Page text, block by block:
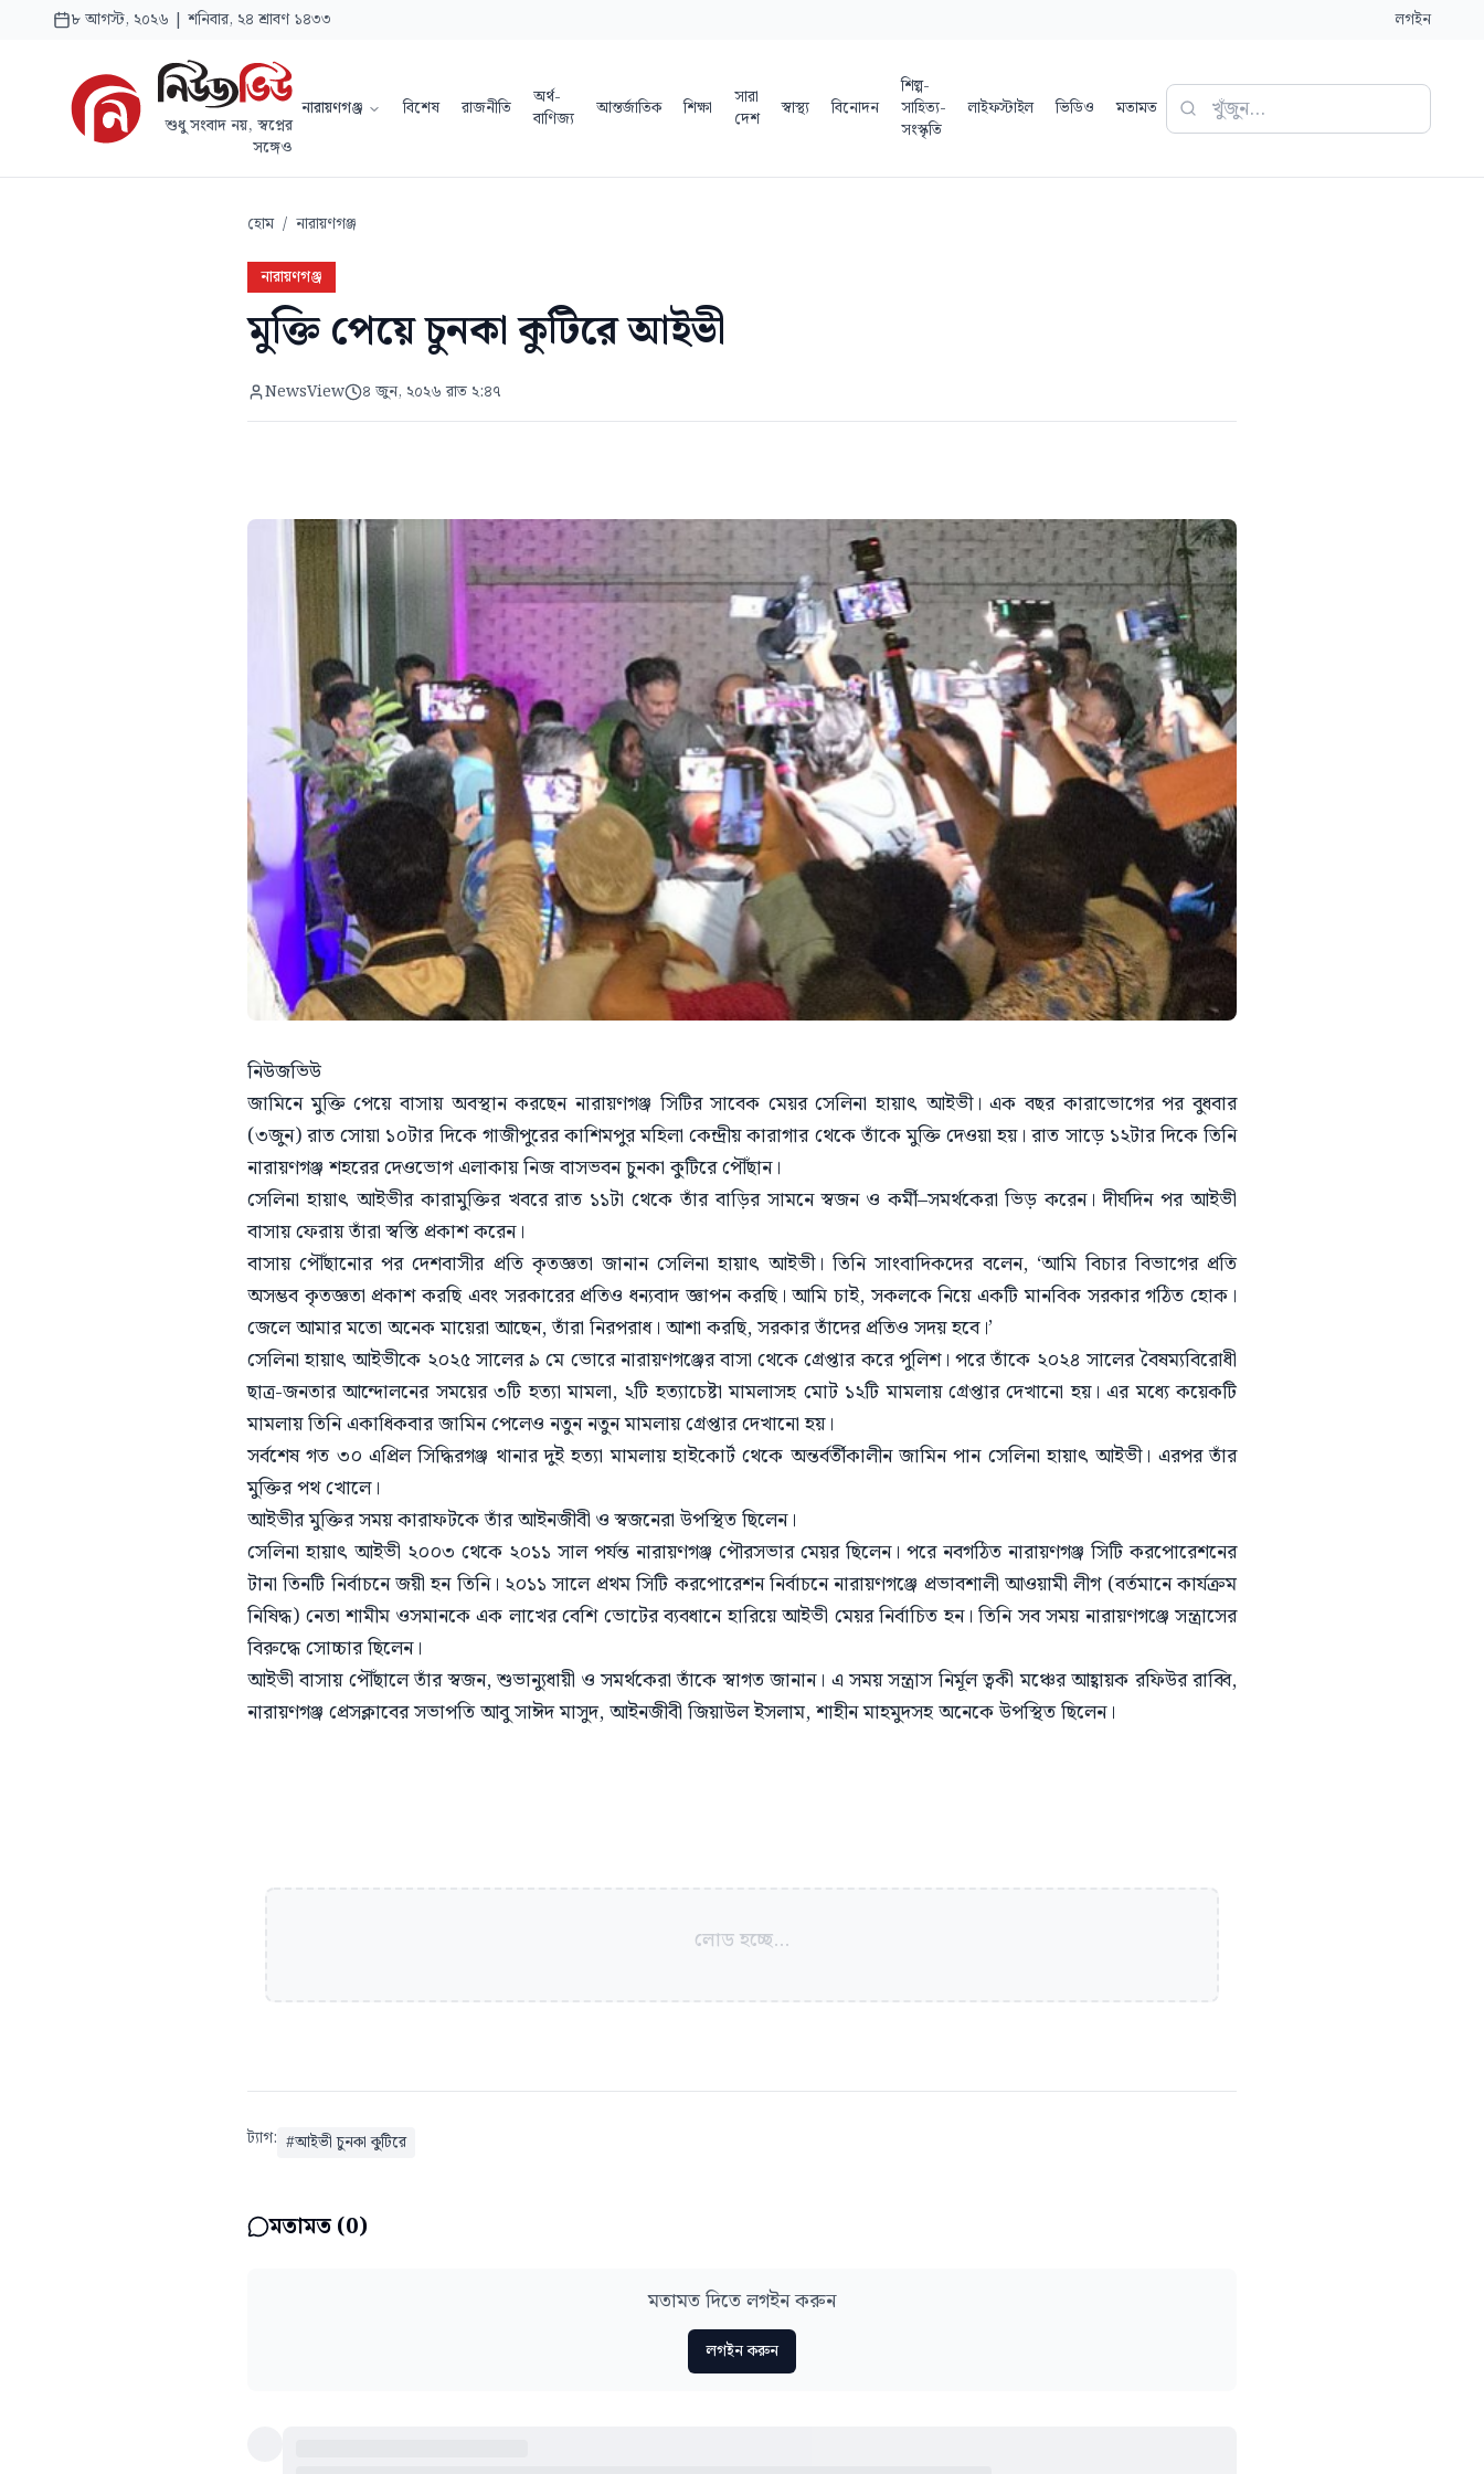
৮ আগস্ট, ২০২৬ | শনিবার, ২৪ শ্রাবণ ১৪৩৩ লগইন
শুধু সংবাদ নয়, স্বপ্নের
সঙ্গেও
নারায়ণগঞ্জ বিশেষ রাজনীতি
অর্থ-
বাণিজ্য
আন্তর্জাতিক শিক্ষা
সারা
দেশ
স্বাস্থ্য বিনোদন
শিল্প-
সাহিত্য-
সংস্কৃতি
লাইফস্টাইল ভিডিও মতামত
হোম / নারায়ণগঞ্জ
নারায়ণগঞ্জ
মুক্তি পেয়ে চুনকা কুটিরে আইভী
NewsView ৪ জুন, ২০২৬ রাত ২:৪৭
নিউজভিউ
জামিনে মুক্তি পেয়ে বাসায় অবস্থান করছেন নারায়ণগঞ্জ সিটির সাবেক মেয়র সেলিনা হায়াৎ আইভী। এক বছর কারাভোগের পর বুধবার
(৩জুন) রাত সোয়া ১০টার দিকে গাজীপুরের কাশিমপুর মহিলা কেন্দ্রীয় কারাগার থেকে তাঁকে মুক্তি দেওয়া হয়। রাত সাড়ে ১২টার দিকে তিনি
নারায়ণগঞ্জ শহরের দেওভোগ এলাকায় নিজ বাসভবন চুনকা কুটিরে পৌঁছান।
সেলিনা হায়াৎ আইভীর কারামুক্তির খবরে রাত ১১টা থেকে তাঁর বাড়ির সামনে স্বজন ও কর্মী–সমর্থকেরা ভিড় করেন। দীর্ঘদিন পর আইভী
বাসায় ফেরায় তাঁরা স্বস্তি প্রকাশ করেন।
বাসায় পৌঁছানোর পর দেশবাসীর প্রতি কৃতজ্ঞতা জানান সেলিনা হায়াৎ আইভী। তিনি সাংবাদিকদের বলেন, ‘আমি বিচার বিভাগের প্রতি
অসম্ভব কৃতজ্ঞতা প্রকাশ করছি এবং সরকারের প্রতিও ধন্যবাদ জ্ঞাপন করছি। আমি চাই, সকলকে নিয়ে একটি মানবিক সরকার গঠিত হোক।
জেলে আমার মতো অনেক মায়েরা আছেন, তাঁরা নিরপরাধ। আশা করছি, সরকার তাঁদের প্রতিও সদয় হবে।’
সেলিনা হায়াৎ আইভীকে ২০২৫ সালের ৯ মে ভোরে নারায়ণগঞ্জের বাসা থেকে গ্রেপ্তার করে পুলিশ। পরে তাঁকে ২০২৪ সালের বৈষম্যবিরোধী
ছাত্র-জনতার আন্দোলনের সময়ের ৩টি হত্যা মামলা, ২টি হত্যাচেষ্টা মামলাসহ মোট ১২টি মামলায় গ্রেপ্তার দেখানো হয়। এর মধ্যে কয়েকটি
মামলায় তিনি একাধিকবার জামিন পেলেও নতুন নতুন মামলায় গ্রেপ্তার দেখানো হয়।
সর্বশেষ গত ৩০ এপ্রিল সিদ্ধিরগঞ্জ থানার দুই হত্যা মামলায় হাইকোর্ট থেকে অন্তর্বর্তীকালীন জামিন পান সেলিনা হায়াৎ আইভী। এরপর তাঁর
মুক্তির পথ খোলে।
আইভীর মুক্তির সময় কারাফটকে তাঁর আইনজীবী ও স্বজনেরা উপস্থিত ছিলেন।
সেলিনা হায়াৎ আইভী ২০০৩ থেকে ২০১১ সাল পর্যন্ত নারায়ণগঞ্জ পৌরসভার মেয়র ছিলেন। পরে নবগঠিত নারায়ণগঞ্জ সিটি করপোরেশনের
টানা তিনটি নির্বাচনে জয়ী হন তিনি। ২০১১ সালে প্রথম সিটি করপোরেশন নির্বাচনে নারায়ণগঞ্জে প্রভাবশালী আওয়ামী লীগ (বর্তমানে কার্যক্রম
নিষিদ্ধ) নেতা শামীম ওসমানকে এক লাখের বেশি ভোটের ব্যবধানে হারিয়ে আইভী মেয়র নির্বাচিত হন। তিনি সব সময় নারায়ণগঞ্জে সন্ত্রাসের
বিরুদ্ধে সোচ্চার ছিলেন।
আইভী বাসায় পৌঁছালে তাঁর স্বজন, শুভান্যুধায়ী ও সমর্থকেরা তাঁকে স্বাগত জানান। এ সময় সন্ত্রাস নির্মূল ত্বকী মঞ্চের আহ্বায়ক রফিউর রাব্বি,
নারায়ণগঞ্জ প্রেসক্লাবের সভাপতি আবু সাঈদ মাসুদ, আইনজীবী জিয়াউল ইসলাম, শাহীন মাহমুদসহ অনেকে উপস্থিত ছিলেন।
লোড হচ্ছে...
ট্যাগ: #আইভী চুনকা কুটিরে
মতামত (0)
মতামত দিতে লগইন করুন
লগইন করুন